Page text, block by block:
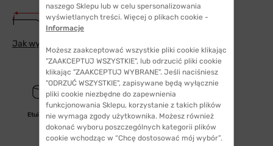
Długość zauszników
140 mm
Jak wybrać odpowiedni rozmiar
Etui/woreczek
naszego Sklepu lub w celu spersonalizowania
wyświetlanych treści. Więcej o plikach cookie -
Informacje
Możesz zaakceptować wszystkie pliki cookie klikając
"ZAAKCEPTUJ WSZYSTKIE", lub odrzucić pliki cookie
klikając "ZAAKCEPTUJ WYBRANE". Jeśli naciśniesz
"ODRZUĆ WSZYSTKIE", zapisywane będą wyłącznie
pliki cookie niezbędne do zapewnienia
funkcjonowania Sklepu, korzystanie z takich plików
nie wymaga zgody użytkownika. Możesz również
dokonać wyboru poszczególnych kategorii plików
cookie wchodząc w “Chcę dostosować mój wybór”.